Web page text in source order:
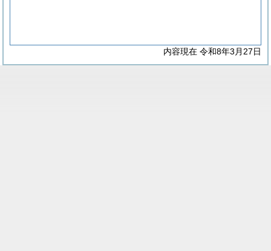
内容現在 令和8年3月27日